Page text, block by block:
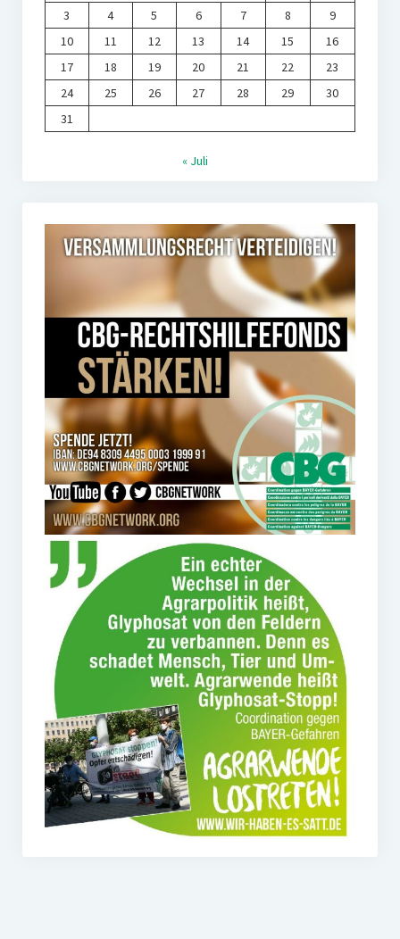
3 4 5 6 7 8
9
10
11 12 13 14 15
16
17
18 19 20 21 22
23
24
25 26 27 28 29
30
31
« Juli